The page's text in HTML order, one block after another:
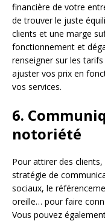
financière de votre
de trouver le juste
clients et une marge
fonctionnement et
renseigner sur les
ajuster vos prix en
vos services.
6.
notoriété
Pour attirer des
stratégie de
sociaux, le
oreille… pour faire
Vous pouvez